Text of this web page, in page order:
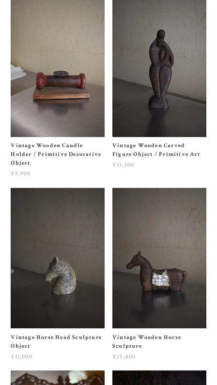
Vintage Wooden Candle
Holder / Primitive Decorative
Object
¥9,900
Vintage Wooden Carved
Figure Object / Primitive Art
¥13,200
Vintage Horse Head Sculpture
Object
¥11,000
Vintage Wooden Horse
Sculpture
¥25,800